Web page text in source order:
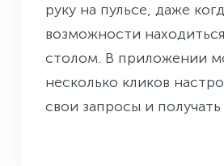
руку на пульсе, даже
возможности
столом. В приложении
несколько кликов
свои запросы и